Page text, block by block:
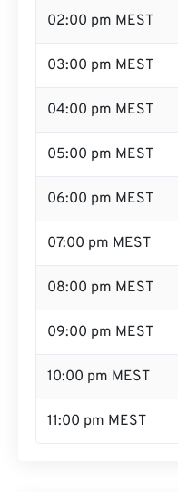
02:00 pm MEST
03:00 pm MEST
04:00 pm MEST
05:00 pm MEST
06:00 pm MEST
07:00 pm MEST
08:00 pm MEST
09:00 pm MEST
10:00 pm MEST
11:00 pm MEST